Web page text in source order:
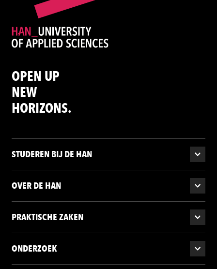
OPEN UP
NEW
HORIZONS.
STUDEREN BIJ DE HAN
OVER DE HAN
PRAKTISCHE ZAKEN
ONDERZOEK